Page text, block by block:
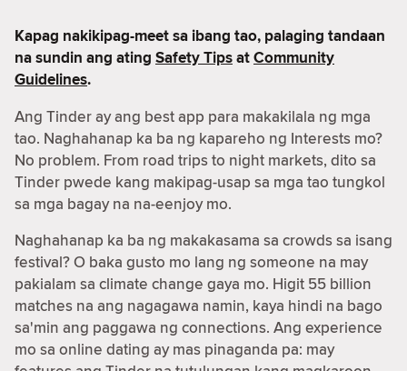
Kapag nakikipag-meet sa ibang tao, palaging tandaan
na sundin ang ating Safety TipsatCommunity
Guidelines.
Ang Tinder ay ang best app para makakilala ng mga
tao. Naghahanap ka ba ng kapareho ng Interests mo?
No problem. From road trips to night markets, dito sa
Tinder pwede kang makipag-usap sa mga tao tungkol
sa mga bagay na na-eenjoy mo.
Naghahanap ka ba ng makakasama sa crowds sa isang
festival? O baka gusto mo lang ng someone na may
pakialam sa climate change gaya mo. Higit 55 billion
matches na ang nagagawa namin, kaya hindi na bago
sa'min ang paggawa ng connections. Ang experience
mo sa online dating ay mas pinaganda pa: may